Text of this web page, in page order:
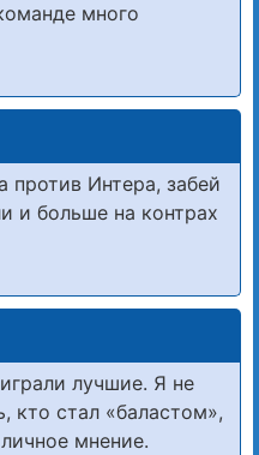
много
против Интера, забей
и больше на контрах
лучшие. Я не
кто стал «баластом»,
мнение.